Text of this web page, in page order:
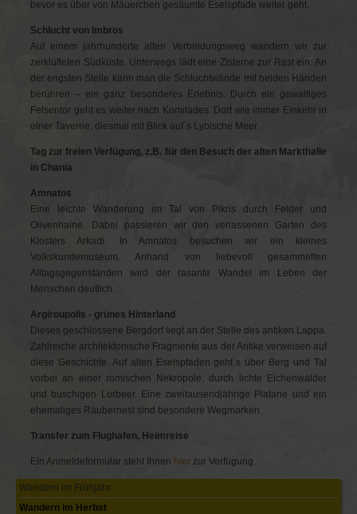
bevor es über von Mäuerchen gesäumte Eselspfade weiter geht.
Schlucht von Imbros
Auf einem jahrhunderte alten Verbindungsweg wandern wir zur
zerklüfteten Südküste. Unterwegs lädt eine Zisterne zur Rast ein. An
der engsten Stelle kann man die Schluchtwände mit beiden Händen
berühren – ein ganz besonderes Erlebnis. Durch ein gewaltiges
Felsentor geht es weiter nach Komitades. Dort wie immer Einkehr in
einer Taverne, diesmal mit Blick auf´s Lybische Meer.
Tag zur freien Verfügung, z.B. für den Besuch der alten Markthalle
in Chania
Amnatos
Eine leichte Wanderung im Tal von Pikris durch Felder und
Olivenhaine. Dabei passieren wir den verlassenen Garten des
Klosters Arkadi. In Amnatos besuchen wir ein kleines
Volkskundemuseum. Anhand von liebevoll gesammelten
Alltagsgegenständen wird der rasante Wandel im Leben der
Menschen deutlich.
Argiroupolis - grünes Hinterland
Dieses geschlossene Bergdorf liegt an der Stelle des antiken Lappa.
Zahlreiche architektonische Fragmente aus der Antike verweisen auf
diese Geschichte. Auf alten Eselspfaden geht´s über Berg und Tal
vorbei an einer römischen Nekropole, durch lichte Eichenwälder
und buschigen Lorbeer. Eine zweitausendjährige Platane und ein
ehemaliges Räubernest sind besondere Wegmarken.
Transfer zum Flughafen, Heimreise
Ein Anmeldeformular steht Ihnen hier zur Verfügung.
Navigation
überspringen
Wandern im Frühjahr
Wandern im Herbst